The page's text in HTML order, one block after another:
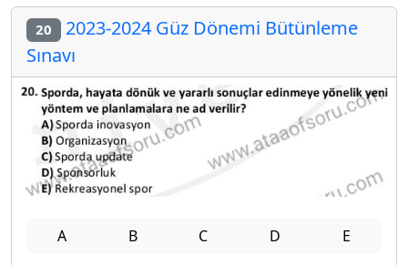
20 2023-2024 Güz Dönemi Bütünleme
Sınavı
A B C D E